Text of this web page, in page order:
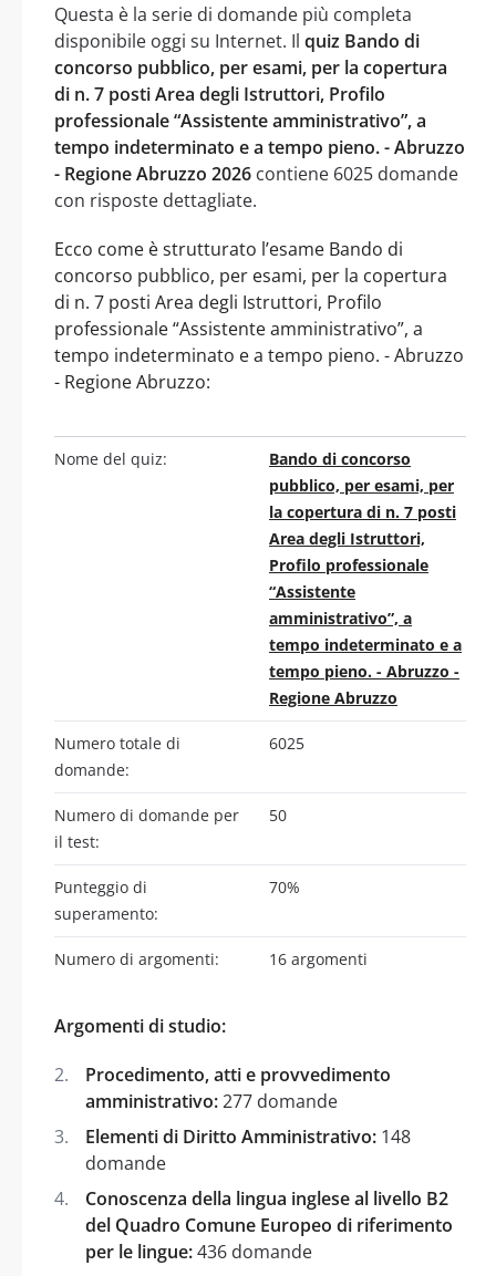
Questa è la serie di domande più completa
disponibile oggi su Internet. Il quiz Bando di
concorso pubblico, per esami, per la copertura
di n. 7 posti Area degli Istruttori, Profilo
professionale “Assistente amministrativo”, a
tempo indeterminato e a tempo pieno. - Abruzzo
- Regione Abruzzo 2026 contiene 6025 domande
con risposte dettagliate.
Ecco come è strutturato l’esame Bando di
concorso pubblico, per esami, per la copertura
di n. 7 posti Area degli Istruttori, Profilo
professionale “Assistente amministrativo”, a
tempo indeterminato e a tempo pieno. - Abruzzo
- Regione Abruzzo:
Nome del quiz:
Bando di concorso
pubblico, per esami, per
la copertura di n. 7 posti
Area degli Istruttori,
Profilo professionale
“Assistente
amministrativo”, a
tempo indeterminato e a
tempo pieno. - Abruzzo -
Regione Abruzzo
Numero totale di
domande:
6025
Numero di domande per
il test:
50
Punteggio di
superamento:
70%
Numero di argomenti: 16 argomenti
Argomenti di studio:
Procedimento, atti e provvedimento
amministrativo:277 domande
Elementi di Diritto Amministrativo: 148
domande
Conoscenza della lingua inglese al livello B2
del Quadro Comune Europeo di riferimento
per le lingue:436 domande